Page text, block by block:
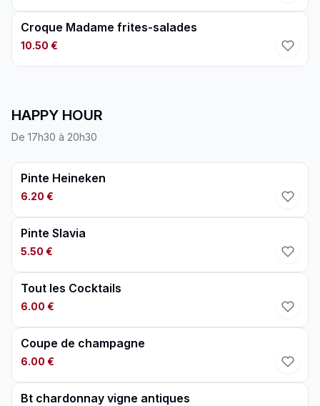
Croque Madame frites-salades
10.50 €
HAPPY HOUR
De 17h30 à 20h30
Pinte Heineken
6.20 €
Pinte Slavia
5.50 €
Tout les Cocktails
6.00 €
Coupe de champagne
6.00 €
Bt chardonnay vigne antiques